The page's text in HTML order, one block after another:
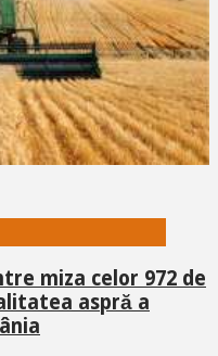
miza celor 972 de
aspră a